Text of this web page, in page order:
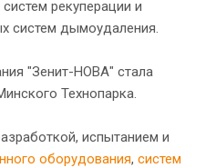
рекуперации и
систем дымоудаления.
"Зенит-НОВА" стала
Технопарка.
испытанием и
оборудования, систем